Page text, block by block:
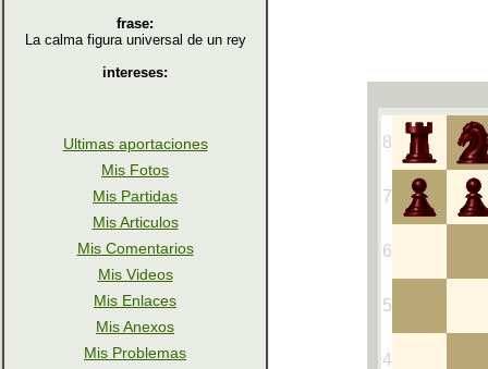
frase:
La calma figura universal de un rey
intereses:
Ultimas aportaciones
Mis Fotos
Mis Partidas
Mis Articulos
Mis Comentarios
Mis Videos
Mis Enlaces
Mis Anexos
Mis Problemas